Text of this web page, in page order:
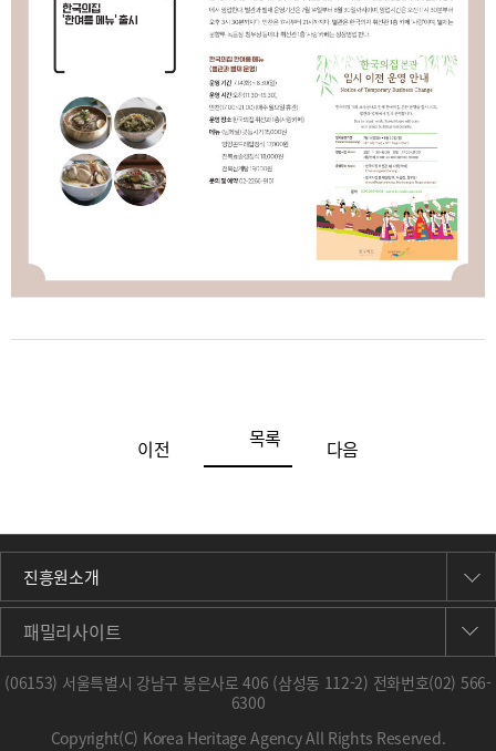
이전 목록 다음
진흥원소개
패밀리사이트
(06153) 서울특별시 강남구 봉은사로 406 (삼성동 112-2) 전화번호(02) 566-
6300
Copyright(C) Korea Heritage Agency All Rights Reserved.